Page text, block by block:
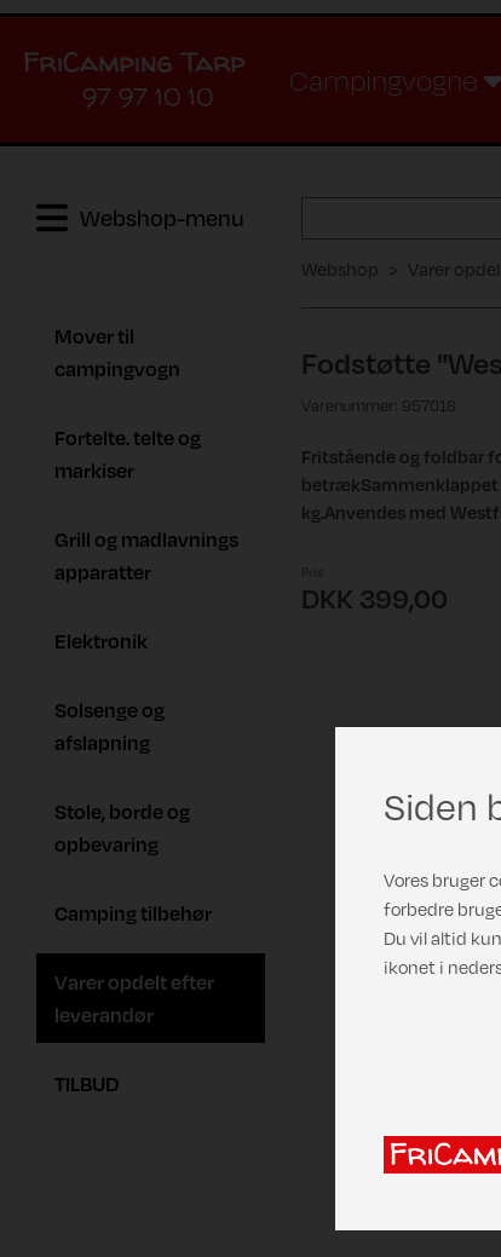
97 97 10 10
Campingvogne
Webshop-menu
Webshop Varer
Mover til
campingvogn
Fortelte. telte og
markiser
Grill og madlavnings
apparatter
Elektronik
Solsenge og
afslapning
Stole, borde og
opbevaring
Camping tilbehør
Varer opdelt efter
leverandør
TILBUD
Fodstøtte
Varenummer: 957018
Fritstående og foldbar
betrækSammenklappet
kg.Anvendes med
DKK 399,00
Siden
Vores bruger
forbedre
Du vil altid
ikonet i